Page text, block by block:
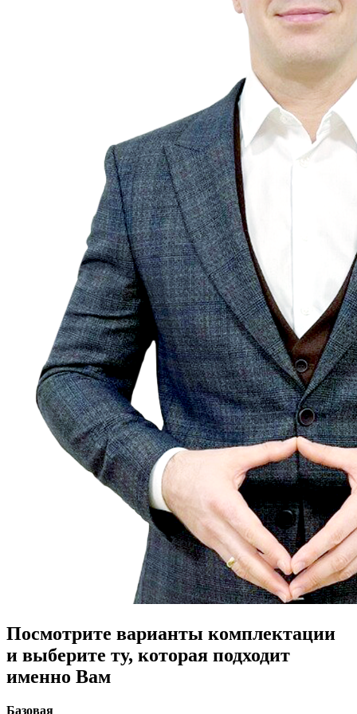
Посмотрите варианты комплектации
и выберите ту, которая подходит
именно Вам
Базовая